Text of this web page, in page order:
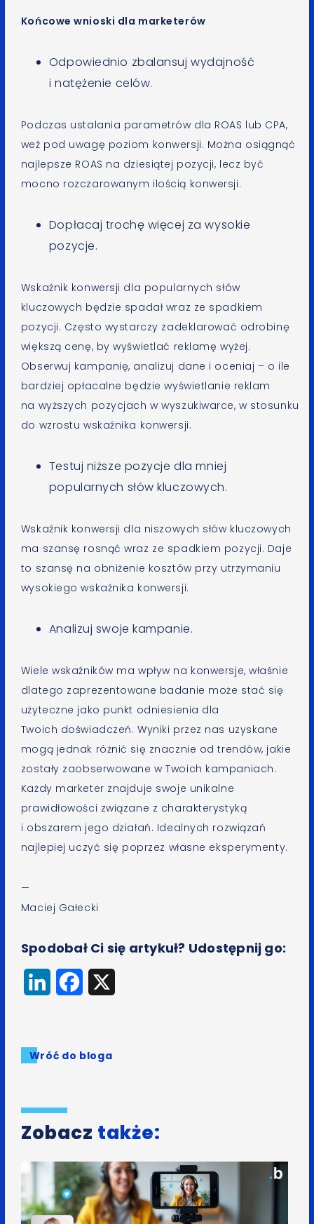
Końcowe wnioski dla marketerów
Odpowiednio zbalansuj wydajność
i natężenie celów.
Podczas ustalania parametrów dla ROAS lub CPA,
weź pod uwagę poziom konwersji. Można osiągnąć
najlepsze ROAS na dziesiątej pozycji, lecz być
mocno rozczarowanym ilością konwersji.
Dopłacaj trochę więcej za wysokie
pozycje.
Wskaźnik konwersji dla popularnych słów
kluczowych będzie spadał wraz ze spadkiem
pozycji. Często wystarczy zadeklarować odrobinę
większą cenę, by wyświetlać reklamę wyżej.
Obserwuj kampanię, analizuj dane i oceniaj – o ile
bardziej opłacalne będzie wyświetlanie reklam
na wyższych pozycjach w wyszukiwarce, w stosunku
do wzrostu wskaźnika konwersji.
Testuj niższe pozycje dla mniej
popularnych słów kluczowych.
Wskaźnik konwersji dla niszowych słów kluczowych
ma szansę rosnąć wraz ze spadkiem pozycji. Daje
to szansę na obniżenie kosztów przy utrzymaniu
wysokiego wskaźnika konwersji.
Analizuj swoje kampanie.
Wiele wskaźników ma wpływ na konwersje, właśnie
dlatego zaprezentowane badanie może stać się
użyteczne jako punkt odniesienia dla
Twoich doświadczeń. Wyniki przez nas uzyskane
mogą jednak różnić się znacznie od trendów, jakie
zostały zaobserwowane w Twoich kampaniach.
Każdy marketer znajduje swoje unikalne
prawidłowości związane z charakterystyką
i obszarem jego działań. Idealnych rozwiązań
najlepiej uczyć się poprzez własne eksperymenty.
—
Maciej Gałecki
Spodobał Ci się artykuł? Udostępnij go:
LinkedInFacebook
Wróć do bloga
Zobacz także: